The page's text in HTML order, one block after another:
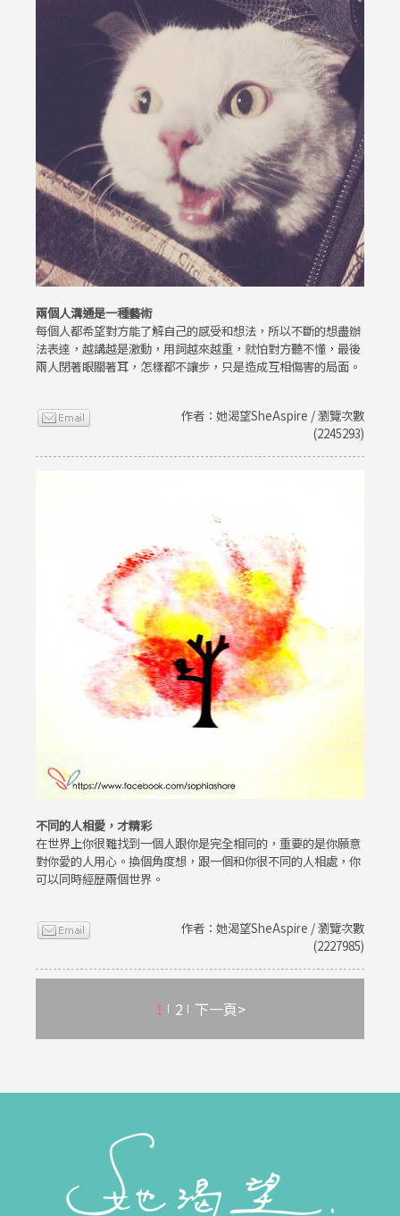
兩個人溝通是一種藝術
每個人都希望對方能了解自己的感受和想法，所以不斷的想盡辦
法表達，越講越是激動，用詞越來越重，就怕對方聽不懂，最後
兩人閉著眼關著耳，怎樣都不讓步，只是造成互相傷害的局面。
作者：她渴望SheAspire / 瀏覽次數
(2245293)
不同的人相愛，才精彩
在世界上你很難找到一個人跟你是完全相同的，重要的是你願意
對你愛的人用心。換個角度想，跟一個和你很不同的人相處，你
可以同時經歷兩個世界。
作者：她渴望SheAspire / 瀏覽次數
(2227985)
1 2 下一頁>